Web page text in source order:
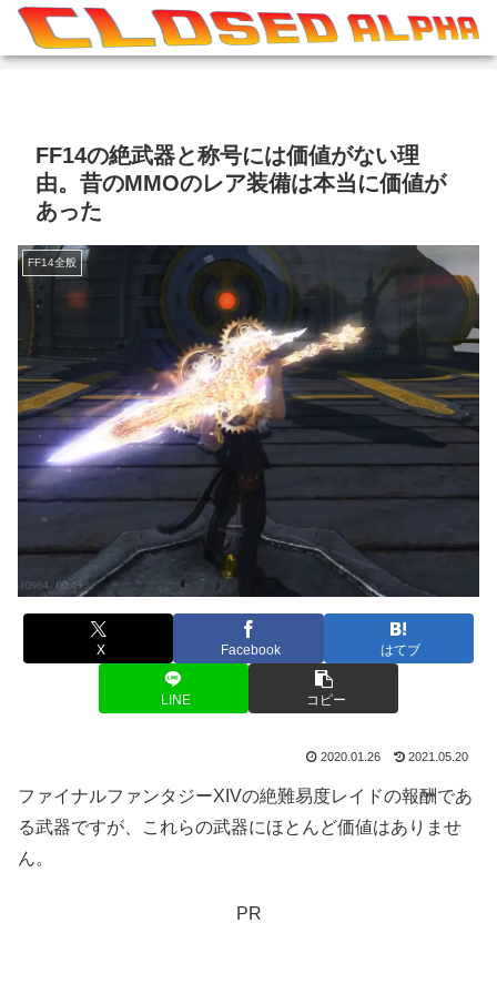
FF14の絶武器と称号には価値がない理
由。昔のMMOのレア装備は本当に価値が
あった
FF14全般
X Facebook はてブ
LINE コピー
2020.01.26 2021.05.20
ファイナルファンタジーXIVの絶難易度レイドの報酬であ
る武器ですが、これらの武器にほとんど価値はありませ
ん。
PR